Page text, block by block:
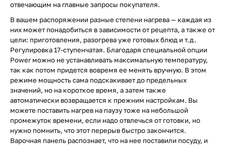
отвечающим на главные запросы покупателя.
В вашем распоряжении разные степени нагрева — каждая из
них может понадобиться в зависимости от рецепта, а также от
цели: приготовления, разогрева уже готовых блюд и т.д.
Регулировка 17-ступенчатая. Благодаря специальной опции
Power можно не устанавливать максимальную температуру,
так как потом придется вовремя ее менять вручную. В этом
режиме мощность сама подскакивает до предельных
значений, но на короткое время, а затем также
автоматически возвращается к прежним настройкам. Вы
можете поставить нагрев на паузу тоже на небольшой
промежуток времени, если надо отвлечься от готовки, но
нужно помнить, что этот перерыв быстро закончится.
Варочная панель распознает, что на нее поставили посуду, и